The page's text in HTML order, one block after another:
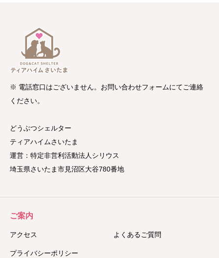
※ 電話窓口はございません。お問い合わせフォームにてご連絡
ください。
どうぶつシェルター
ティアハイムさいたま
運営：特定非営利活動法人シリウス
埼玉県さいたま市見沼区大谷780番地
ご案内
アクセス よくあるご質問
プライバシーポリシー